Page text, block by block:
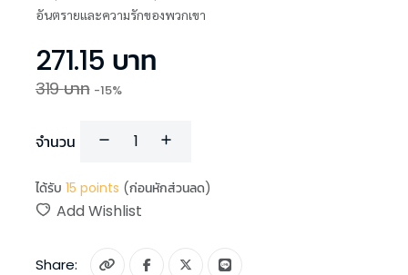
อันตรายและความรักของพวกเขา
271.15 บาท
319บาท -15%
จำนวน
ได้รับ 15 points (ก่อนหักส่วนลด)
Add Wishlist
Share: